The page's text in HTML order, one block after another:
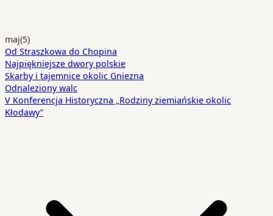
maj(5)
Od Straszkowa do Chopina
Najpiękniejsze dwory polskie
Skarby i tajemnice okolic Gniezna
Odnaleziony walc
V Konferencja Historyczna „Rodziny ziemiańskie okolic
Kłodawy”